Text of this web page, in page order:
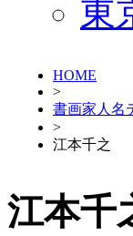
東
HOME
>
書画家人名
>
江本千之
江本千